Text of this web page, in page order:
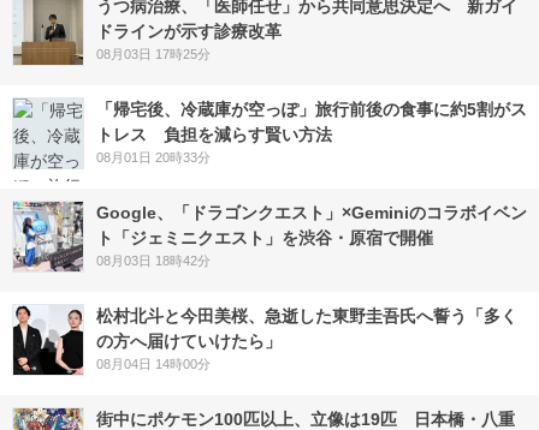
うつ病治療、「医師任せ」から共同意思決定へ 新ガイ
ドラインが示す診療改革
08月03日 17時25分
「帰宅後、冷蔵庫が空っぽ」旅行前後の食事に約5割がス
トレス 負担を減らす賢い方法
08月01日 20時33分
Google、「ドラゴンクエスト」×Geminiのコラボイベン
ト「ジェミニクエスト」を渋谷・原宿で開催
08月03日 18時42分
松村北斗と今田美桜、急逝した東野圭吾氏へ誓う「多く
の方へ届けていけたら」
08月04日 14時00分
街中にポケモン100匹以上、立像は19匹 日本橋・八重